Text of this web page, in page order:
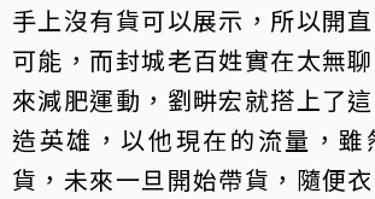
手上沒有貨可以展示，所以開
可能，而封城老百姓實在太無
來減肥運動，劉畊宏就搭上了
造英雄，以他現在的流量，雖
貨，未來一旦開始帶貨，隨便